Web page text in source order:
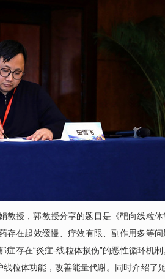
教授，郭教授分享的题目是《靶向线粒
在起效缓慢、疗效有限、副作用多等问
存在“炎症-线粒体损伤”的恶性循环机
粒体功能，改善能量代谢。同时介绍